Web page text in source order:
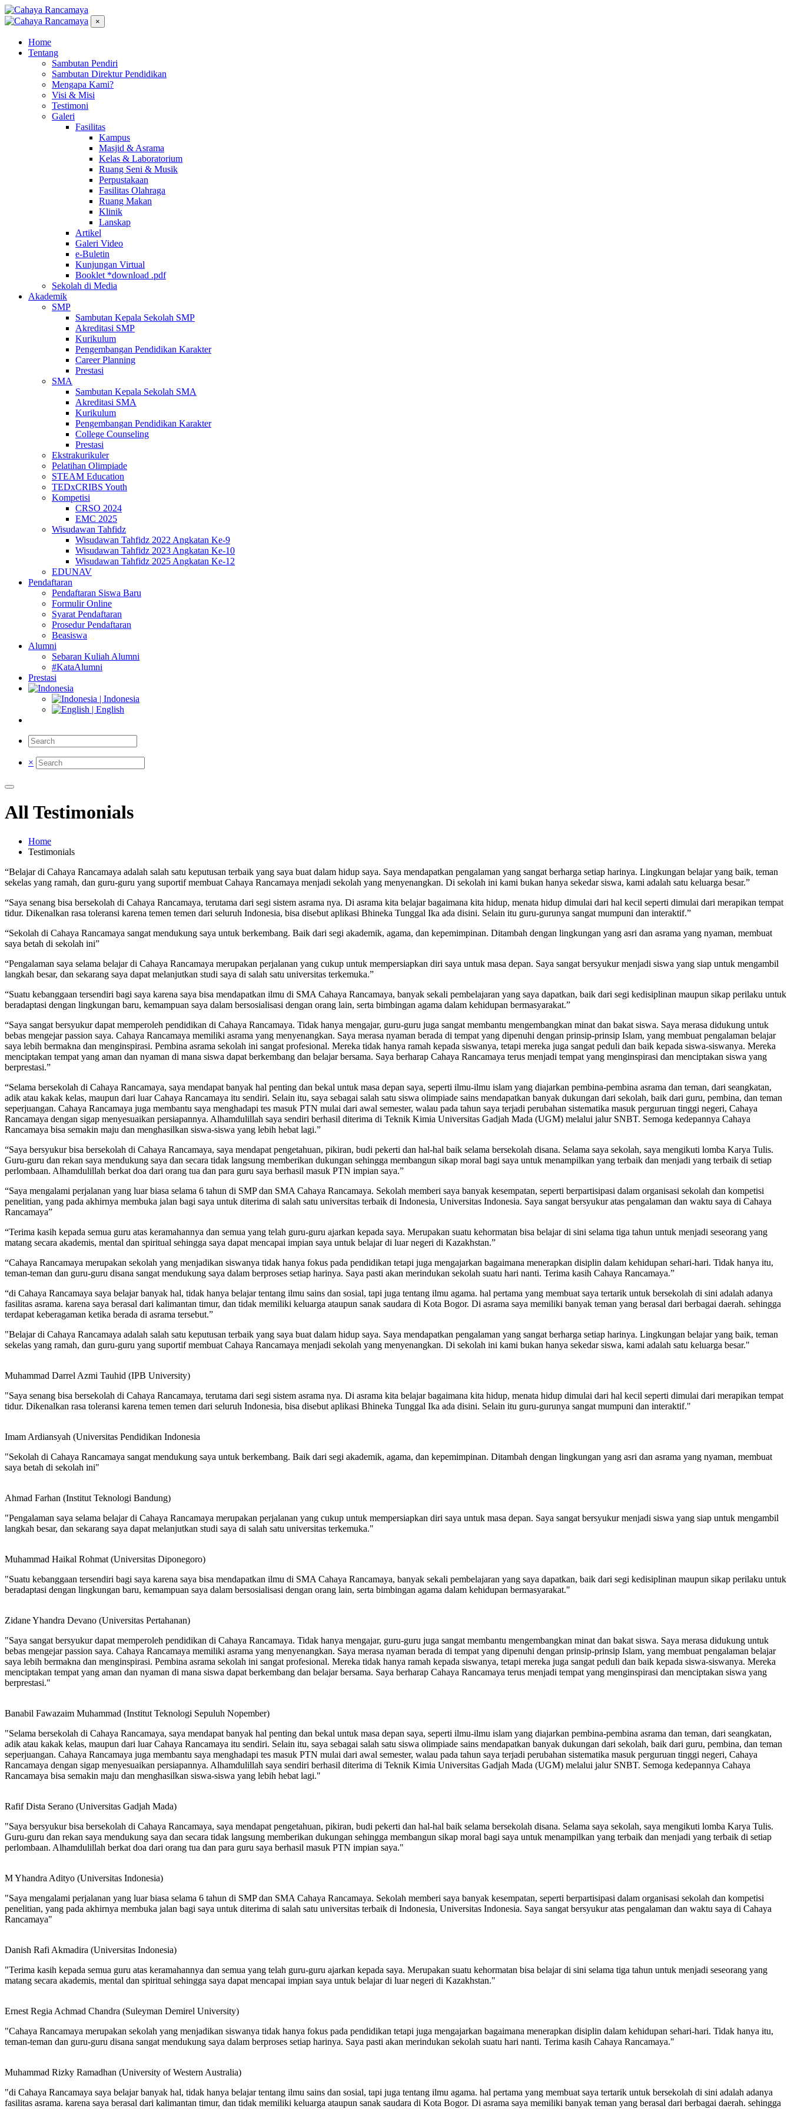
×
Home
Tentang
Sambutan Pendiri
Sambutan Direktur Pendidikan
Mengapa Kami?
Visi & Misi
Testimoni
Galeri
Fasilitas
Kampus
Masjid & Asrama
Kelas & Laboratorium
Ruang Seni & Musik
Perpustakaan
Fasilitas Olahraga
Ruang Makan
Klinik
Lanskap
Artikel
Galeri Video
e-Buletin
Kunjungan Virtual
Booklet *download .pdf
Sekolah di Media
Akademik
SMP
Sambutan Kepala Sekolah SMP
Akreditasi SMP
Kurikulum
Pengembangan Pendidikan Karakter
Career Planning
Prestasi
SMA
Sambutan Kepala Sekolah SMA
Akreditasi SMA
Kurikulum
Pengembangan Pendidikan Karakter
College Counseling
Prestasi
Ekstrakurikuler
Pelatihan Olimpiade
STEAM Education
TEDxCRIBS Youth
Kompetisi
CRSO 2024
EMC 2025
Wisudawan Tahfidz
Wisudawan Tahfidz 2022 Angkatan Ke-9
Wisudawan Tahfidz 2023 Angkatan Ke-10
Wisudawan Tahfidz 2025 Angkatan Ke-12
EDUNAV
Pendaftaran
Pendaftaran Siswa Baru
Formulir Online
Syarat Pendaftaran
Prosedur Pendaftaran
Beasiswa
Alumni
Sebaran Kuliah Alumni
#KataAlumni
Prestasi
| Indonesia
| English
×
All Testimonials
Home
Testimonials
“Belajar di Cahaya Rancamaya adalah salah satu keputusan terbaik yang saya buat dalam hidup saya. Saya mendapatkan pengalaman yang sangat berharga setiap harinya. Lingkungan belajar yang baik, teman
sekelas yang ramah, dan guru-guru yang suportif membuat Cahaya Rancamaya menjadi sekolah yang menyenangkan. Di sekolah ini kami bukan hanya sekedar siswa, kami adalah satu keluarga besar.”
“Saya senang bisa bersekolah di Cahaya Rancamaya, terutama dari segi sistem asrama nya. Di asrama kita belajar bagaimana kita hidup, menata hidup dimulai dari hal kecil seperti dimulai dari merapikan tempat
tidur. Dikenalkan rasa toleransi karena temen temen dari seluruh Indonesia, bisa disebut aplikasi Bhineka Tunggal Ika ada disini. Selain itu guru-gurunya sangat mumpuni dan interaktif.”
“Sekolah di Cahaya Rancamaya sangat mendukung saya untuk berkembang. Baik dari segi akademik, agama, dan kepemimpinan. Ditambah dengan lingkungan yang asri dan asrama yang nyaman, membuat
saya betah di sekolah ini”
“Pengalaman saya selama belajar di Cahaya Rancamaya merupakan perjalanan yang cukup untuk mempersiapkan diri saya untuk masa depan. Saya sangat bersyukur menjadi siswa yang siap untuk mengambil
langkah besar, dan sekarang saya dapat melanjutkan studi saya di salah satu universitas terkemuka.”
“Suatu kebanggaan tersendiri bagi saya karena saya bisa mendapatkan ilmu di SMA Cahaya Rancamaya, banyak sekali pembelajaran yang saya dapatkan, baik dari segi kedisiplinan maupun sikap perilaku untuk
beradaptasi dengan lingkungan baru, kemampuan saya dalam bersosialisasi dengan orang lain, serta bimbingan agama dalam kehidupan bermasyarakat.”
“Saya sangat bersyukur dapat memperoleh pendidikan di Cahaya Rancamaya. Tidak hanya mengajar, guru-guru juga sangat membantu mengembangkan minat dan bakat siswa. Saya merasa didukung untuk
bebas mengejar passion saya. Cahaya Rancamaya memiliki asrama yang menyenangkan. Saya merasa nyaman berada di tempat yang dipenuhi dengan prinsip-prinsip Islam, yang membuat pengalaman belajar
saya lebih bermakna dan menginspirasi. Pembina asrama sekolah ini sangat profesional. Mereka tidak hanya ramah kepada siswanya, tetapi mereka juga sangat peduli dan baik kepada siswa-siswanya. Mereka
menciptakan tempat yang aman dan nyaman di mana siswa dapat berkembang dan belajar bersama. Saya berharap Cahaya Rancamaya terus menjadi tempat yang menginspirasi dan menciptakan siswa yang
berprestasi.”
“Selama bersekolah di Cahaya Rancamaya, saya mendapat banyak hal penting dan bekal untuk masa depan saya, seperti ilmu-ilmu islam yang diajarkan pembina-pembina asrama dan teman, dari seangkatan,
adik atau kakak kelas, maupun dari luar Cahaya Rancamaya itu sendiri. Selain itu, saya sebagai salah satu siswa olimpiade sains mendapatkan banyak dukungan dari sekolah, baik dari guru, pembina, dan teman
seperjuangan. Cahaya Rancamaya juga membantu saya menghadapi tes masuk PTN mulai dari awal semester, walau pada tahun saya terjadi perubahan sistematika masuk perguruan tinggi negeri, Cahaya
Rancamaya dengan sigap menyesuaikan persiapannya. Alhamdulillah saya sendiri berhasil diterima di Teknik Kimia Universitas Gadjah Mada (UGM) melalui jalur SNBT. Semoga kedepannya Cahaya
Rancamaya bisa semakin maju dan menghasilkan siswa-siswa yang lebih hebat lagi.”
“Saya bersyukur bisa bersekolah di Cahaya Rancamaya, saya mendapat pengetahuan, pikiran, budi pekerti dan hal-hal baik selama bersekolah disana. Selama saya sekolah, saya mengikuti lomba Karya Tulis.
Guru-guru dan rekan saya mendukung saya dan secara tidak langsung memberikan dukungan sehingga membangun sikap moral bagi saya untuk menampilkan yang terbaik dan menjadi yang terbaik di setiap
perlombaan. Alhamdulillah berkat doa dari orang tua dan para guru saya berhasil masuk PTN impian saya.”
“Saya mengalami perjalanan yang luar biasa selama 6 tahun di SMP dan SMA Cahaya Rancamaya. Sekolah memberi saya banyak kesempatan, seperti berpartisipasi dalam organisasi sekolah dan kompetisi
penelitian, yang pada akhirnya membuka jalan bagi saya untuk diterima di salah satu universitas terbaik di Indonesia, Universitas Indonesia. Saya sangat bersyukur atas pengalaman dan waktu saya di Cahaya
Rancamaya”
“Terima kasih kepada semua guru atas keramahannya dan semua yang telah guru-guru ajarkan kepada saya. Merupakan suatu kehormatan bisa belajar di sini selama tiga tahun untuk menjadi seseorang yang
matang secara akademis, mental dan spiritual sehingga saya dapat mencapai impian saya untuk belajar di luar negeri di Kazakhstan.”
“Cahaya Rancamaya merupakan sekolah yang menjadikan siswanya tidak hanya fokus pada pendidikan tetapi juga mengajarkan bagaimana menerapkan disiplin dalam kehidupan sehari-hari. Tidak hanya itu,
teman-teman dan guru-guru disana sangat mendukung saya dalam berproses setiap harinya. Saya pasti akan merindukan sekolah suatu hari nanti. Terima kasih Cahaya Rancamaya.”
“di Cahaya Rancamaya saya belajar banyak hal, tidak hanya belajar tentang ilmu sains dan sosial, tapi juga tentang ilmu agama. hal pertama yang membuat saya tertarik untuk bersekolah di sini adalah adanya
fasilitas asrama. karena saya berasal dari kalimantan timur, dan tidak memiliki keluarga ataupun sanak saudara di Kota Bogor. Di asrama saya memiliki banyak teman yang berasal dari berbagai daerah. sehingga
terdapat keberagaman ketika berada di asrama tersebut.”
"Belajar di Cahaya Rancamaya adalah salah satu keputusan terbaik yang saya buat dalam hidup saya. Saya mendapatkan pengalaman yang sangat berharga setiap harinya. Lingkungan belajar yang baik, teman
sekelas yang ramah, dan guru-guru yang suportif membuat Cahaya Rancamaya menjadi sekolah yang menyenangkan. Di sekolah ini kami bukan hanya sekedar siswa, kami adalah satu keluarga besar."
Muhammad Darrel Azmi Tauhid (IPB University)
"Saya senang bisa bersekolah di Cahaya Rancamaya, terutama dari segi sistem asrama nya. Di asrama kita belajar bagaimana kita hidup, menata hidup dimulai dari hal kecil seperti dimulai dari merapikan tempat
tidur. Dikenalkan rasa toleransi karena temen temen dari seluruh Indonesia, bisa disebut aplikasi Bhineka Tunggal Ika ada disini. Selain itu guru-gurunya sangat mumpuni dan interaktif."
Imam Ardiansyah (Universitas Pendidikan Indonesia
"Sekolah di Cahaya Rancamaya sangat mendukung saya untuk berkembang. Baik dari segi akademik, agama, dan kepemimpinan. Ditambah dengan lingkungan yang asri dan asrama yang nyaman, membuat
saya betah di sekolah ini"
Ahmad Farhan (Institut Teknologi Bandung)
"Pengalaman saya selama belajar di Cahaya Rancamaya merupakan perjalanan yang cukup untuk mempersiapkan diri saya untuk masa depan. Saya sangat bersyukur menjadi siswa yang siap untuk mengambil
langkah besar, dan sekarang saya dapat melanjutkan studi saya di salah satu universitas terkemuka."
Muhammad Haikal Rohmat (Universitas Diponegoro)
"Suatu kebanggaan tersendiri bagi saya karena saya bisa mendapatkan ilmu di SMA Cahaya Rancamaya, banyak sekali pembelajaran yang saya dapatkan, baik dari segi kedisiplinan maupun sikap perilaku untuk
beradaptasi dengan lingkungan baru, kemampuan saya dalam bersosialisasi dengan orang lain, serta bimbingan agama dalam kehidupan bermasyarakat."
Zidane Yhandra Devano (Universitas Pertahanan)
"Saya sangat bersyukur dapat memperoleh pendidikan di Cahaya Rancamaya. Tidak hanya mengajar, guru-guru juga sangat membantu mengembangkan minat dan bakat siswa. Saya merasa didukung untuk
bebas mengejar passion saya. Cahaya Rancamaya memiliki asrama yang menyenangkan. Saya merasa nyaman berada di tempat yang dipenuhi dengan prinsip-prinsip Islam, yang membuat pengalaman belajar
saya lebih bermakna dan menginspirasi. Pembina asrama sekolah ini sangat profesional. Mereka tidak hanya ramah kepada siswanya, tetapi mereka juga sangat peduli dan baik kepada siswa-siswanya. Mereka
menciptakan tempat yang aman dan nyaman di mana siswa dapat berkembang dan belajar bersama. Saya berharap Cahaya Rancamaya terus menjadi tempat yang menginspirasi dan menciptakan siswa yang
berprestasi."
Banabil Fawazaim Muhammad (Institut Teknologi Sepuluh Nopember)
"Selama bersekolah di Cahaya Rancamaya, saya mendapat banyak hal penting dan bekal untuk masa depan saya, seperti ilmu-ilmu islam yang diajarkan pembina-pembina asrama dan teman, dari seangkatan,
adik atau kakak kelas, maupun dari luar Cahaya Rancamaya itu sendiri. Selain itu, saya sebagai salah satu siswa olimpiade sains mendapatkan banyak dukungan dari sekolah, baik dari guru, pembina, dan teman
seperjuangan. Cahaya Rancamaya juga membantu saya menghadapi tes masuk PTN mulai dari awal semester, walau pada tahun saya terjadi perubahan sistematika masuk perguruan tinggi negeri, Cahaya
Rancamaya dengan sigap menyesuaikan persiapannya. Alhamdulillah saya sendiri berhasil diterima di Teknik Kimia Universitas Gadjah Mada (UGM) melalui jalur SNBT. Semoga kedepannya Cahaya
Rancamaya bisa semakin maju dan menghasilkan siswa-siswa yang lebih hebat lagi."
Rafif Dista Serano (Universitas Gadjah Mada)
"Saya bersyukur bisa bersekolah di Cahaya Rancamaya, saya mendapat pengetahuan, pikiran, budi pekerti dan hal-hal baik selama bersekolah disana. Selama saya sekolah, saya mengikuti lomba Karya Tulis.
Guru-guru dan rekan saya mendukung saya dan secara tidak langsung memberikan dukungan sehingga membangun sikap moral bagi saya untuk menampilkan yang terbaik dan menjadi yang terbaik di setiap
perlombaan. Alhamdulillah berkat doa dari orang tua dan para guru saya berhasil masuk PTN impian saya."
M Yhandra Adityo (Universitas Indonesia)
"Saya mengalami perjalanan yang luar biasa selama 6 tahun di SMP dan SMA Cahaya Rancamaya. Sekolah memberi saya banyak kesempatan, seperti berpartisipasi dalam organisasi sekolah dan kompetisi
penelitian, yang pada akhirnya membuka jalan bagi saya untuk diterima di salah satu universitas terbaik di Indonesia, Universitas Indonesia. Saya sangat bersyukur atas pengalaman dan waktu saya di Cahaya
Rancamaya"
Danish Rafi Akmadira (Universitas Indonesia)
"Terima kasih kepada semua guru atas keramahannya dan semua yang telah guru-guru ajarkan kepada saya. Merupakan suatu kehormatan bisa belajar di sini selama tiga tahun untuk menjadi seseorang yang
matang secara akademis, mental dan spiritual sehingga saya dapat mencapai impian saya untuk belajar di luar negeri di Kazakhstan."
Ernest Regia Achmad Chandra (Suleyman Demirel University)
"Cahaya Rancamaya merupakan sekolah yang menjadikan siswanya tidak hanya fokus pada pendidikan tetapi juga mengajarkan bagaimana menerapkan disiplin dalam kehidupan sehari-hari. Tidak hanya itu,
teman-teman dan guru-guru disana sangat mendukung saya dalam berproses setiap harinya. Saya pasti akan merindukan sekolah suatu hari nanti. Terima kasih Cahaya Rancamaya."
Muhammad Rizky Ramadhan (University of Western Australia)
"di Cahaya Rancamaya saya belajar banyak hal, tidak hanya belajar tentang ilmu sains dan sosial, tapi juga tentang ilmu agama. hal pertama yang membuat saya tertarik untuk bersekolah di sini adalah adanya
fasilitas asrama. karena saya berasal dari kalimantan timur, dan tidak memiliki keluarga ataupun sanak saudara di Kota Bogor. Di asrama saya memiliki banyak teman yang berasal dari berbagai daerah. sehingga